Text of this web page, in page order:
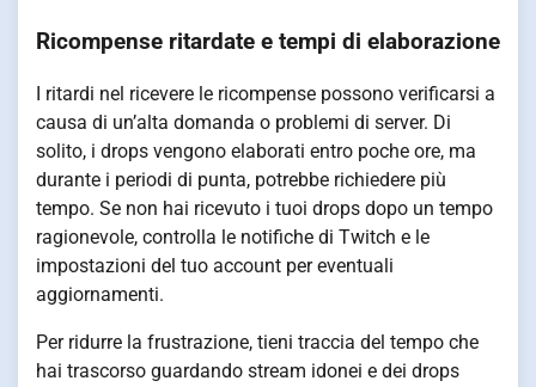
Ricompense ritardate e tempi di elaborazione
I ritardi nel ricevere le ricompense possono verificarsi a
causa di un’alta domanda o problemi di server. Di
solito, i drops vengono elaborati entro poche ore, ma
durante i periodi di punta, potrebbe richiedere più
tempo. Se non hai ricevuto i tuoi drops dopo un tempo
ragionevole, controlla le notifiche di Twitch e le
impostazioni del tuo account per eventuali
aggiornamenti.
Per ridurre la frustrazione, tieni traccia del tempo che
hai trascorso guardando stream idonei e dei drops